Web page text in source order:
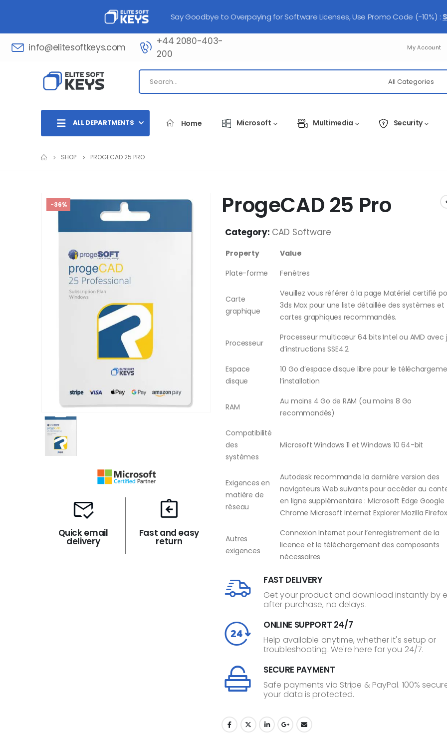
Say Goodbye to Overpaying for Software Licenses, Use Promo Code (-10%) :
info@elitesoftkeys.com
+44 2080-403-
200​
My Account
ALL DEPARTMENTS Home Microsoft Multimedia Security
SHOP PROGECAD 25 PRO
-36%
Quick email
delivery
Fast and easy
return
ProgeCAD 25 Pro
Category: CAD Software
Property
Value
Plate-forme
Fenêtres
Carte
graphique
Veuillez vous référer à la page Matériel certifié
3ds Max pour une liste détaillée des systèmes et
cartes graphiques recommandés.
Processeur
Processeur multicœur 64 bits Intel ou AMD avec
d’instructions SSE4.2
Espace
disque
10 Go d’espace disque libre pour le
l’installation
RAM
Au moins 4 Go de RAM (au moins 8 Go
recommandés)
Compatibilité
des
systèmes
Microsoft Windows 11 et Windows 10 64-bit
Exigences en
matière de
réseau
Autodesk recommande la dernière version des
navigateurs Web suivants pour accéder au
en ligne supplémentaire : Microsoft Edge Google
Chrome Microsoft Internet Explorer Mozilla Firefox
Autres
exigences
Connexion Internet pour l’enregistrement de la
licence et le téléchargement des composants
nécessaires
FAST DELIVERY
Get your product and download instantly by
after purchase, no delays.
ONLINE SUPPORT 24/7
Help available anytime, whether it's setup or
troubleshooting. We're here for you 24/7.
SECURE PAYMENT
Safe payments via Stripe & PayPal. 100%
your data is protected.